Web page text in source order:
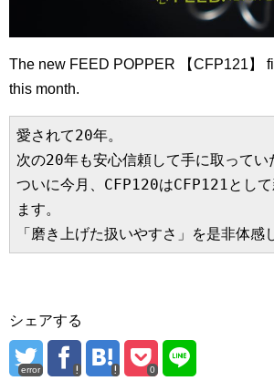
The new FEED POPPER 【CFP121】
this month.
愛されて20年。
次の20年も安心信頼して手に取ってい
ついに今月、CFP120はCFP121として
ます。
「磨き上げた扱いやすさ」を是非体感
シェアする
error 0